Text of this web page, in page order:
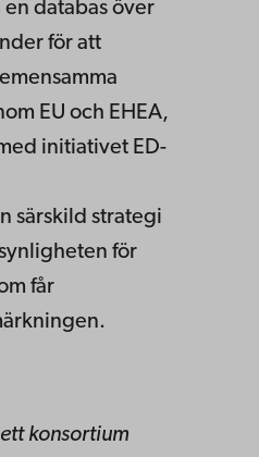
databas över
för att
EU och EHEA,
initiativet ED-
särskild strategi
för
får
konsortium